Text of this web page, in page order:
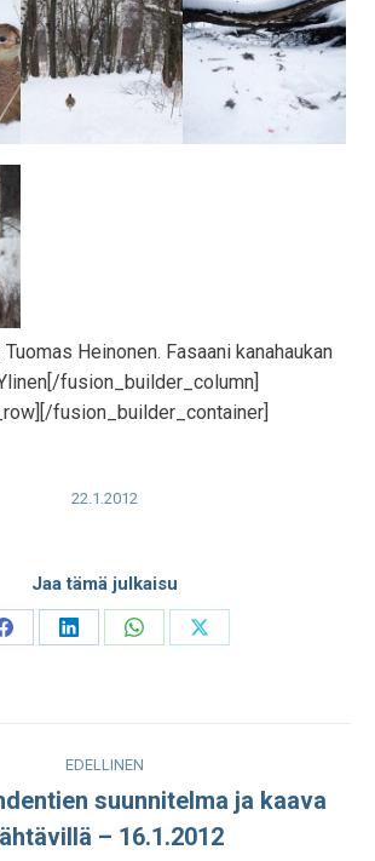
Heinonen. Fasaani kanahaukan
fusion_builder_column]
fusion_builder_container]
22.1.2012
Jaa tämä julkaisu
Share
Share
Share
Share
EDELLINEN
julkaisu:
suunnitelma ja kaava
– 16.1.2012